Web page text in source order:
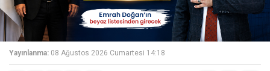
Yayınlanma: 08 Ağustos 2026 Cumartesi 14:18